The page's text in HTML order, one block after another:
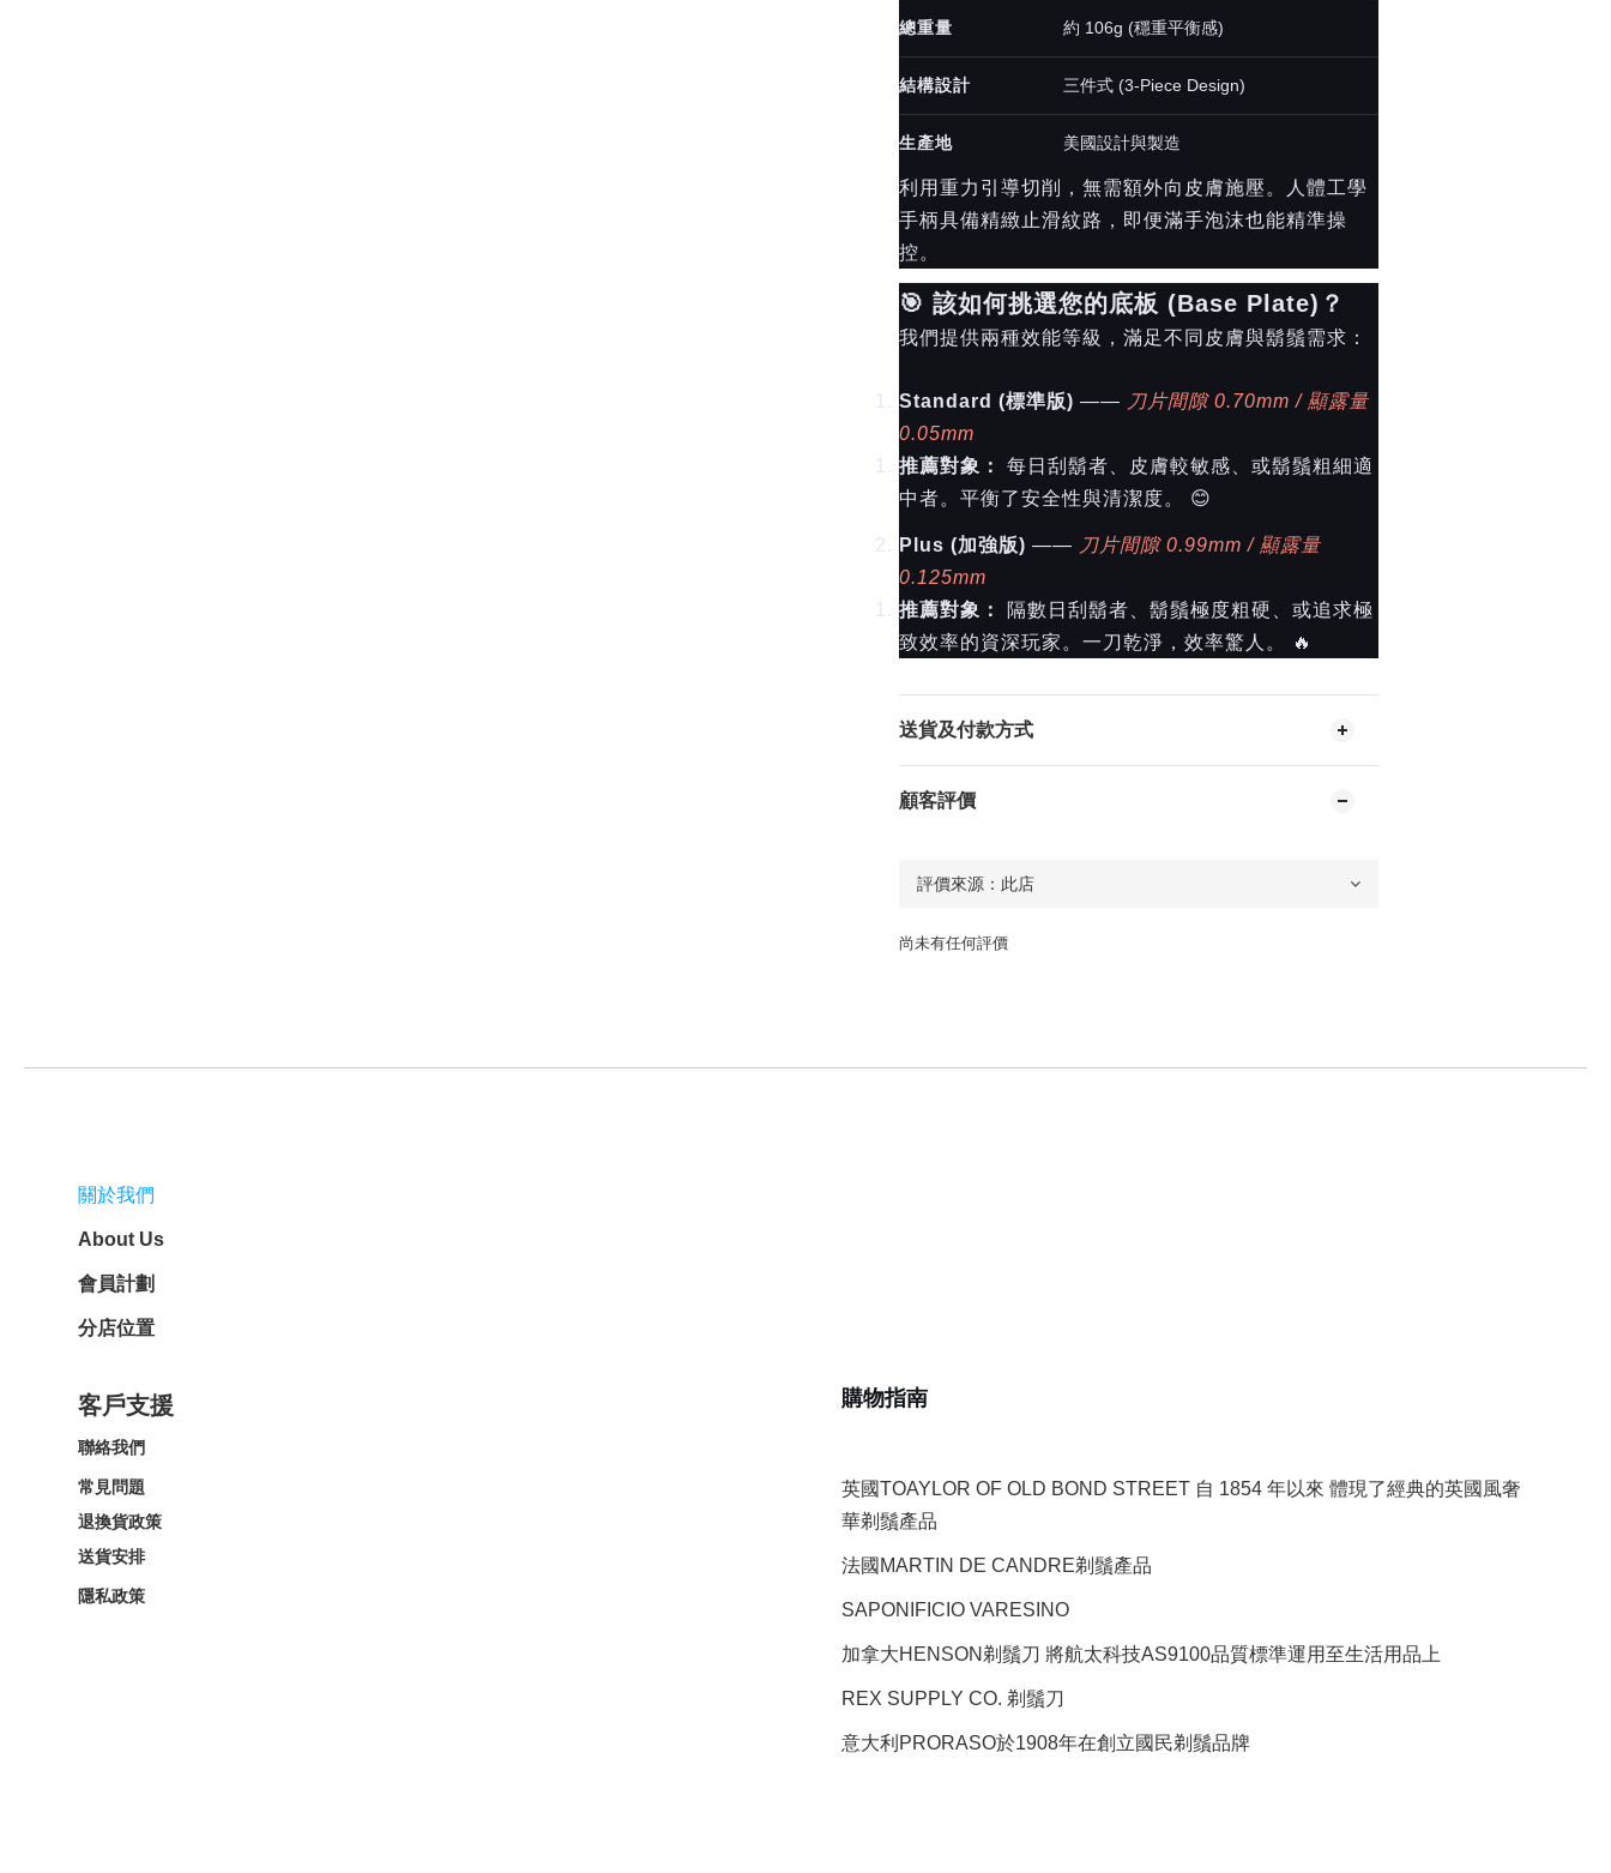
總重量 約 106g (穩重平衡感)
結構設計 三件式 (3-Piece Design)
生產地 美國設計與製造
利用重力引導切削，無需額外向皮膚施壓。人體工學
手柄具備精緻止滑紋路，即便滿手泡沫也能精準操
控。
🎯 該如何挑選您的底板 (Base Plate)？
我們提供兩種效能等級，滿足不同皮膚與鬍鬚需求：
Standard (標準版) —— 刀片間隙 0.70mm / 顯露量
0.05mm
推薦對象：
每日刮鬍者、皮膚較敏感、或鬍鬚粗細適
中者。平衡了安全性與清潔度。 😊
Plus (加強版) —— 刀片間隙 0.99mm / 顯露量
0.125mm
推薦對象：
隔數日刮鬍者、鬍鬚極度粗硬、或追求極
致效率的資深玩家。一刀乾淨，效率驚人。 🔥
送貨及付款方式
顧客評價
尚未有任何評價
關於我們
About Us
會員計劃
分店位置
客戶支援
聯絡我們
常見問題
退換貨政策
送貨安排
隱私政策
購物指南
英國TOAYLOR OF OLD BOND STREET 自 1854 年以來 體現了經典的英國風奢
華剃鬚產品
法國MARTIN DE CANDRE剃鬚產品
SAPONIFICIO VARESINO
加拿大HENSON剃鬚刀 將航太科技AS9100品質標準運用至生活用品上
REX SUPPLY CO. 剃鬚刀
意大利PRORASO於1908年在創立國民剃鬚品牌